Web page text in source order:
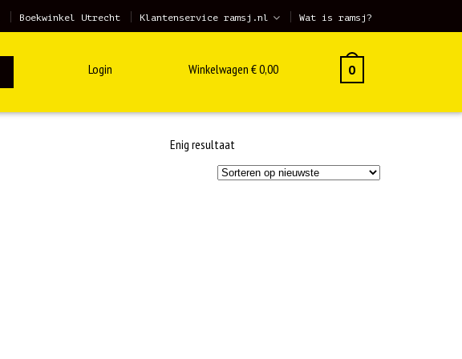
Boekwinkel Utrecht Klantenservice ramsj.nl Wat is ramsj?
Login Winkelwagen €0,00 0
Enig resultaat